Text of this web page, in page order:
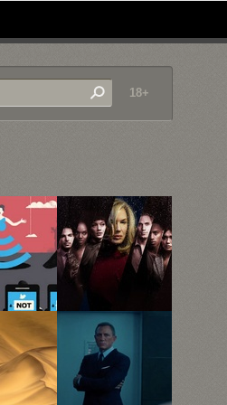
18+
Netflix
показал
трейлер нео-
нуарной
антологии ...